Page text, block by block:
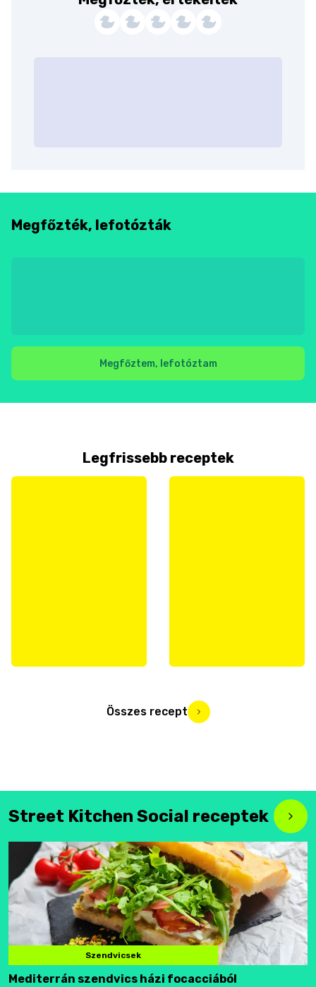
Megfőzték, lefotózták
Megfőztem, lefotóztam
Legfrissebb receptek
Összes recept
Street Kitchen Social receptek
Szendvicsek
Mediterrán szendvics házi focacciából